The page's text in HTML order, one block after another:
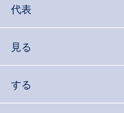
代表
見る
する